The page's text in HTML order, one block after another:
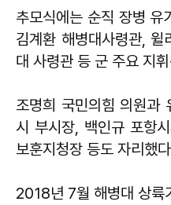
추모식에는 순직 장병 유
김계환 해병대사령관,
대 사령관 등 군 주요 지
조명희 국민의힘 의원과
시 부시장, 백인규 포항
보훈지청장 등도 자리했
2018년 7월 해병대 상륙